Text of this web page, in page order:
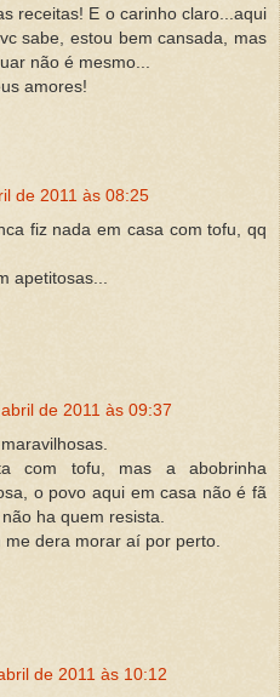
receitas! E o carinho claro...aqui
sabe, estou bem cansada, mas
não é mesmo...
amores!
de 2011 às 08:25
fiz nada em casa com tofu, qq
apetitosas...
de 2011 às 09:37
com tofu, mas a abobrinha
o povo aqui em casa não é fã
ha quem resista.
me dera morar aí por perto.
de 2011 às 10:12